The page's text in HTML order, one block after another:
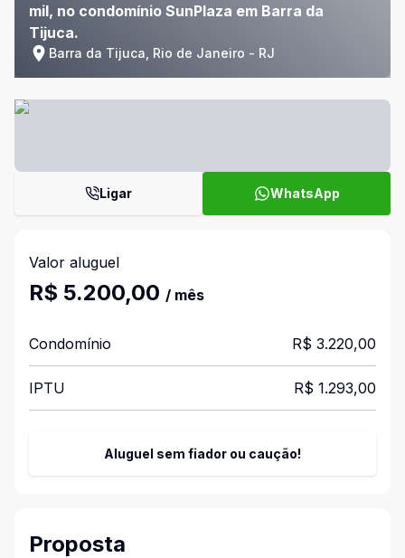
mil, no condomínio SunPlaza em Barra da
Tijuca.
Barra da Tijuca, Rio de Janeiro - RJ
Ligar WhatsApp
Valor aluguel
R$ 5.200,00 / mês
Condomínio R$ 3.220,00
IPTU R$ 1.293,00
Aluguel sem fiador ou caução!
Proposta